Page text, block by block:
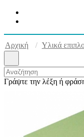
Αρχική Υλικά
Γράψτε την λέξη ή